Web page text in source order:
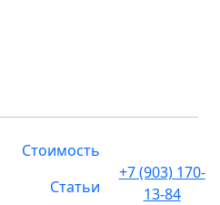
Стоимость
Статьи
+7 (903) 170-
13-84